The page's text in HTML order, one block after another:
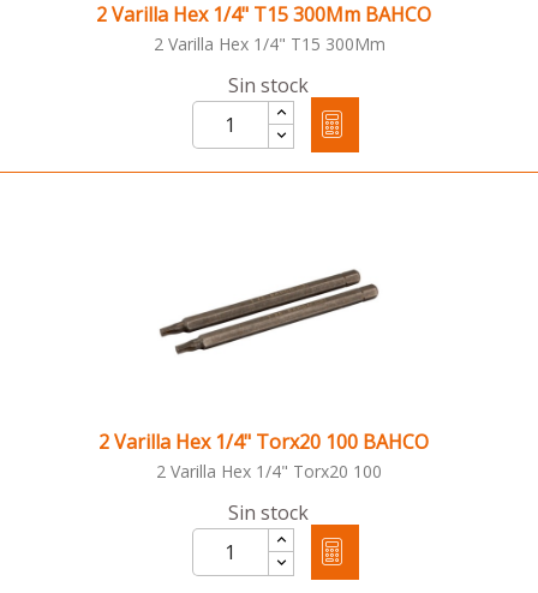
2 Varilla Hex 1/4" T15 300Mm BAHCO
2 Varilla Hex 1/4" T15 300Mm
Sin stock
2 Varilla Hex 1/4" Torx20 100 BAHCO
2 Varilla Hex 1/4" Torx20 100
Sin stock